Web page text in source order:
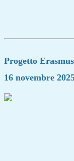
Progetto
16 novembre